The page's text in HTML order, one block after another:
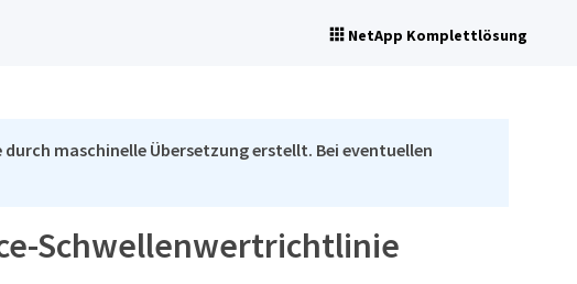
NetApp Komplettlösung
maschinelle Übersetzung erstellt. Bei eventuellen
Schwellenwertrichtlinie